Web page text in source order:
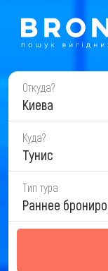
Откуда?
Киева
Куда?
Тунис
Тип тура
Раннее